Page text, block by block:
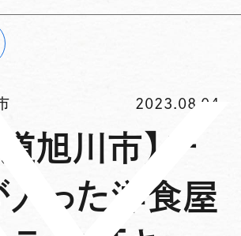
2023.08.04
道旭川市】チ
入った洋食屋